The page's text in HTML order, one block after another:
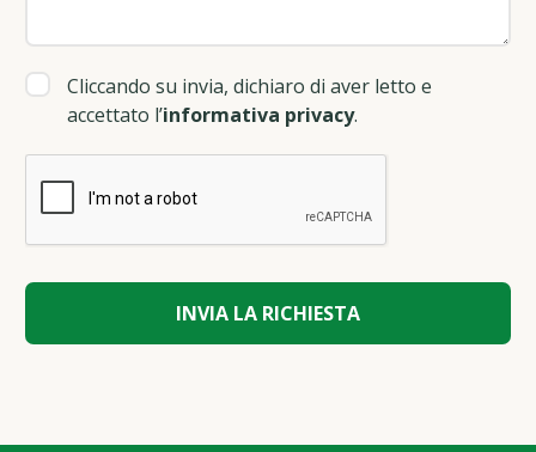
Cliccando su invia, dichiaro di aver letto e
accettato l’informativa privacy.